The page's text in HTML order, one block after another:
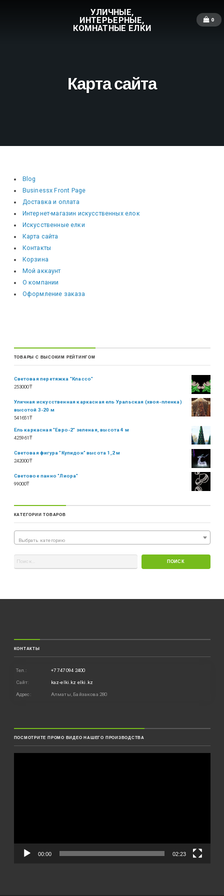
УЛИЧНЫЕ,
ИНТЕРЬЕРНЫЕ,
КОМНАТНЫЕ ЕЛКИ
0
Карта сайта
Blog
Businessx Front Page
Доставка и оплата
Интернет-магазин искусственных елок
Искусственные елки
Карта сайта
Контакты
Корзина
Мой аккаунт
О компании
Оформление заказа
ТОВАРЫ С ВЫСОКИМ РЕЙТИНГОМ
Световая перетяжка "Классо"
253000₸
Уличная искусственная каркасная ель Уральская (хвоя-пленка)
высотой 3-20 м
541651₸
Ель каркасная "Евро-2" зеленая, высота 4 м
425961₸
Световая фигура "Купидон" высота 1,2 м
242000₸
Световое панно "Лиора"
99000₸
КАТЕГОРИИ ТОВАРОВ
Выбрать категорию
КОНТАКТЫ
Тел.: +7 747 094 2400
Сайт: kaz-elki.kz elki.kz
Адрес: Алматы, Байзакова 280
ПОСМОТРИТЕ ПРОМО ВИДЕО НАШЕГО ПРОИЗВОДСТВА
00:00 02:23